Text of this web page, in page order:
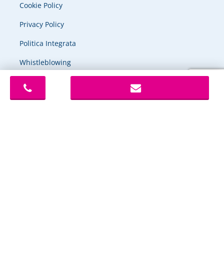
Cookie Policy
Privacy Policy
Politica Integrata
Whistleblowing
Codice Etico